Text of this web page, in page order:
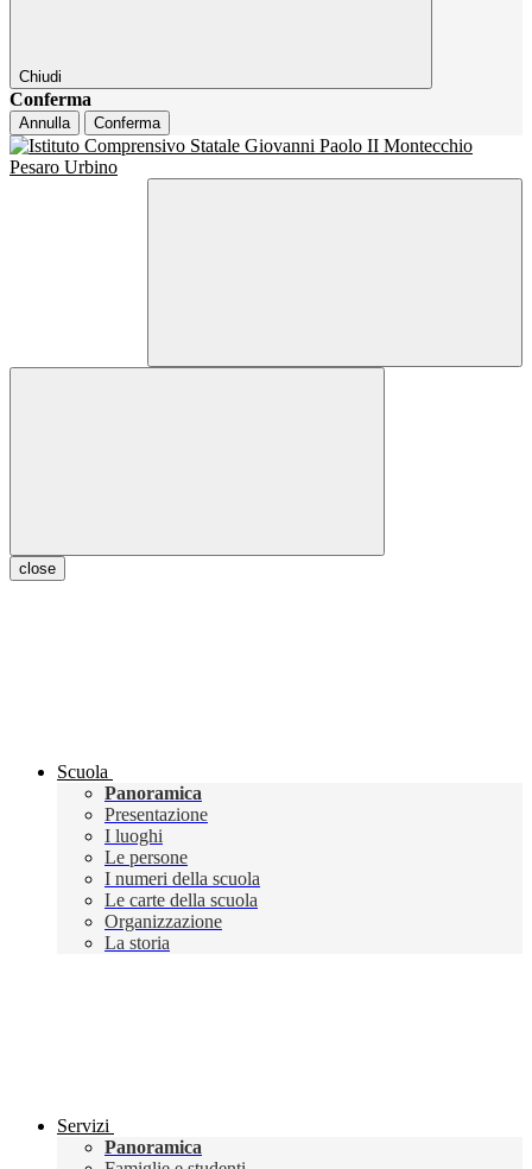
Chiudi
Conferma
Annulla Conferma
close
Scuola
Panoramica
Presentazione
I luoghi
Le persone
I numeri della scuola
Le carte della scuola
Organizzazione
La storia
Servizi
Panoramica